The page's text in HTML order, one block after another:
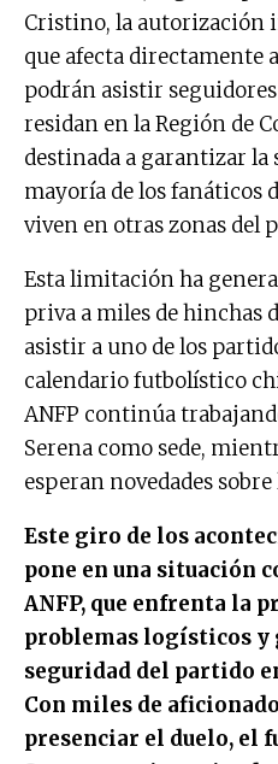
Cristino, la autorización
que afecta directamente
podrán asistir
residan en la Región de
destinada a garantizar la
mayoría de los fanáticos
viven en otras zonas del
Esta limitación ha
priva a miles de hinchas
asistir a uno de los
calendario futbolístico
ANFP continúa
Serena como sede,
esperan novedades
Este giro de los
pone en una situación
ANFP, que enfrenta la
problemas logísticos y
seguridad del partido
Con miles de
presenciar el duelo, el